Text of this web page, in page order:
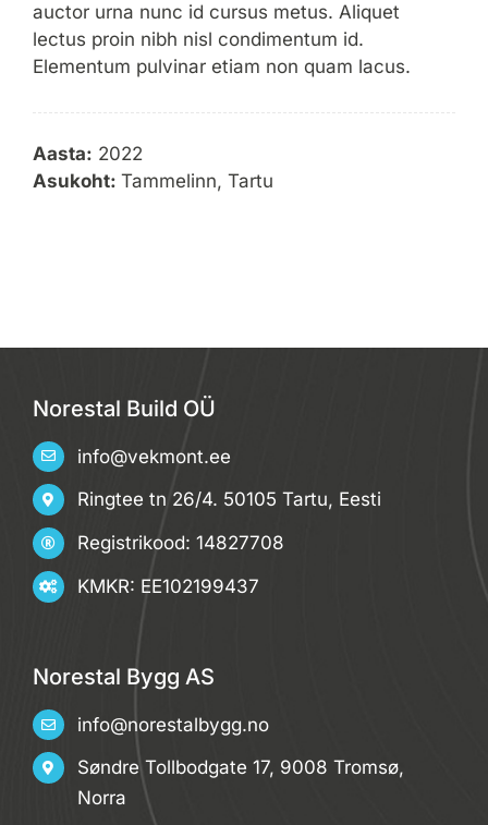
auctor urna nunc id cursus metus. Aliquet
lectus proin nibh nisl condimentum id.
Elementum pulvinar etiam non quam lacus.
Aasta: 2022
Asukoht: Tammelinn, Tartu
Norestal Build OÜ
info@vekmont.ee
Ringtee tn 26/4. 50105 Tartu, Eesti
Registrikood: 14827708
KMKR: EE102199437
Norestal Bygg AS
info@norestalbygg.no
Søndre Tollbodgate 17, 9008 Tromsø,
Norra